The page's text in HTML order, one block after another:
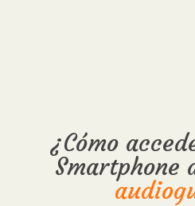
¿Cómo
Smartphone